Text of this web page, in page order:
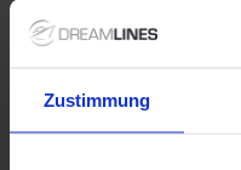
Zustimmung
Suite van
Alleen Cruise